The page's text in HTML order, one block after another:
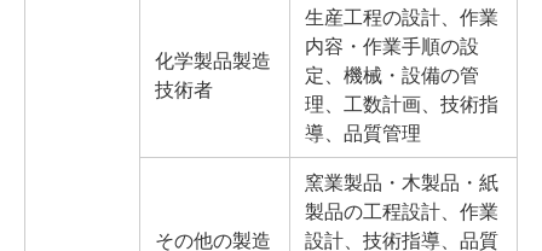
化学製品製造
技術者
生産工程の設計、作業
内容・作業手順の設
定、機械・設備の管
理、工数計画、技術指
導、品質管理
その他の製造
窯業製品・木製品・紙
製品の工程設計、作業
設計、技術指導、品質